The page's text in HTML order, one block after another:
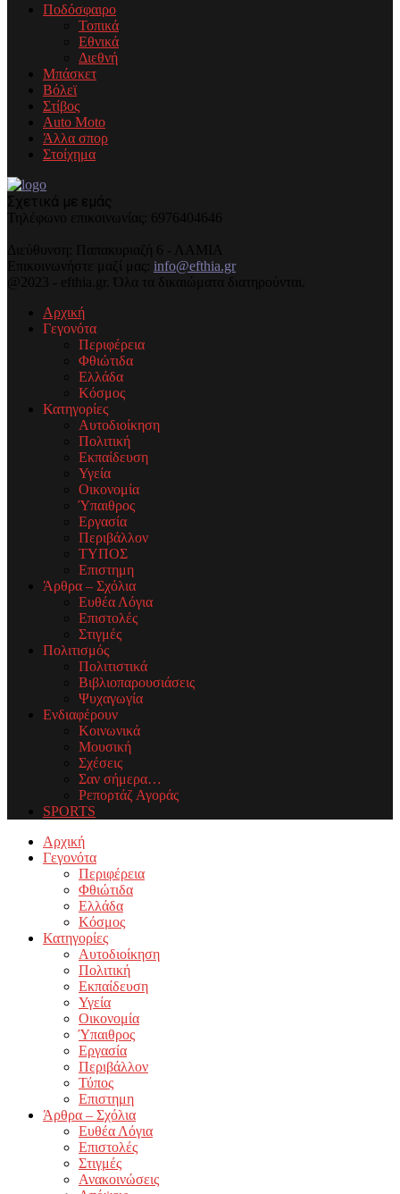
Ποδόσφαιρο
Τοπικά
Εθνικά
Διεθνή
Μπάσκετ
Βόλεϊ
Στίβος
Auto Moto
Άλλα σπορ
Στοίχημα
Σχετικά με εμάς
Τηλέφωνo επικοινωνίας: 6976404646
Διεύθυνση: Παπακυριαζή 6 - ΛΑΜΙΑ
Επικοινωνήστε μαζί μας: info@efthia.gr
@2023 - efthia.gr. Όλα τα δικαιώματα διατηρούνται.
Αρχική
Γεγονότα
Περιφέρεια
Φθιώτιδα
Ελλάδα
Κόσμος
Κατηγορίες
Αυτοδιοίκηση
Πολιτική
Εκπαίδευση
Υγεία
Οικονομία
Ύπαιθρος
Εργασία
Περιβάλλον
ΤΥΠΟΣ
Επιστημη
Άρθρα – Σχόλια
Ευθέα Λόγια
Επιστολές
Στιγμές
Πολιτισμός
Πολιτιστικά
Βιβλιοπαρουσιάσεις
Ψυχαγωγία
Ενδιαφέρουν
Κοινωνικά
Μουσική
Σχέσεις
Σαν σήμερα…
Ρεπορτάζ Αγοράς
SPORTS
Facebook
Twitter
Instagram
Youtube
Email
Αρχική
Γεγονότα
Περιφέρεια
Φθιώτιδα
Ελλάδα
Κόσμος
Κατηγορίες
Αυτοδιοίκηση
Πολιτική
Εκπαίδευση
Υγεία
Οικονομία
Ύπαιθρος
Εργασία
Περιβάλλον
Τύπος
Επιστημη
Άρθρα – Σχόλια
Ευθέα Λόγια
Επιστολές
Στιγμές
Ανακοινώσεις